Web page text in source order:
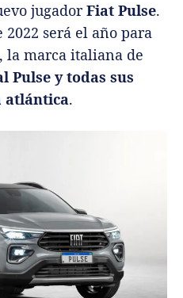
jugadorFiat Pulse.
será el año para
la marca italiana de
Pulse y todas sus
atlántica.